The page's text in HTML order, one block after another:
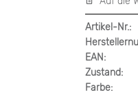
Artikel-Nr.:
EAN:
Zustand:
Farbe: